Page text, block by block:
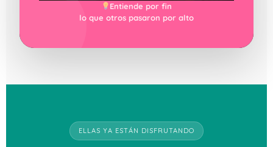
Entiende por fin
lo que otros pasaron por alto
ELLAS YA ESTÁN DISFRUTANDO